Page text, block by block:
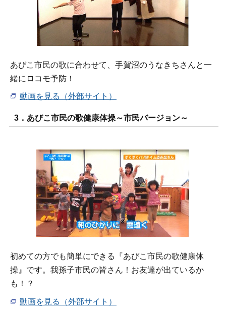
あびこ市民の歌に合わせて、手賀沼のうなきちさんと一
緒にロコモ予防！
動画を見る（外部サイト）
3．あびこ市民の歌健康体操～市民バージョン～
初めての方でも簡単にできる『あびこ市民の歌健康体
操』です。我孫子市民の皆さん！お友達が出ているか
も！？
動画を見る（外部サイト）